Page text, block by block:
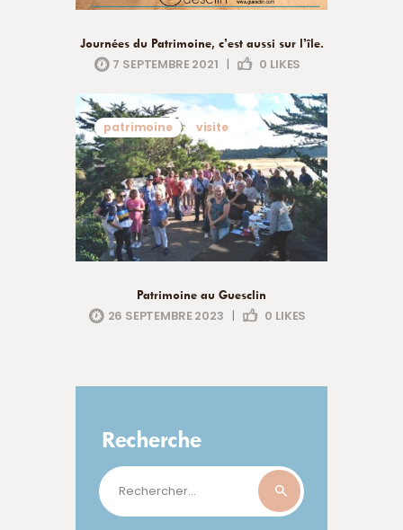
Journées du Patrimoine, c’est aussi sur l’île.
7 SEPTEMBRE 2021 | 0 LIKES
patrimoine visite
Patrimoine au Guesclin
26 SEPTEMBRE 2023 | 0 LIKES
Recherche
Rechercher :